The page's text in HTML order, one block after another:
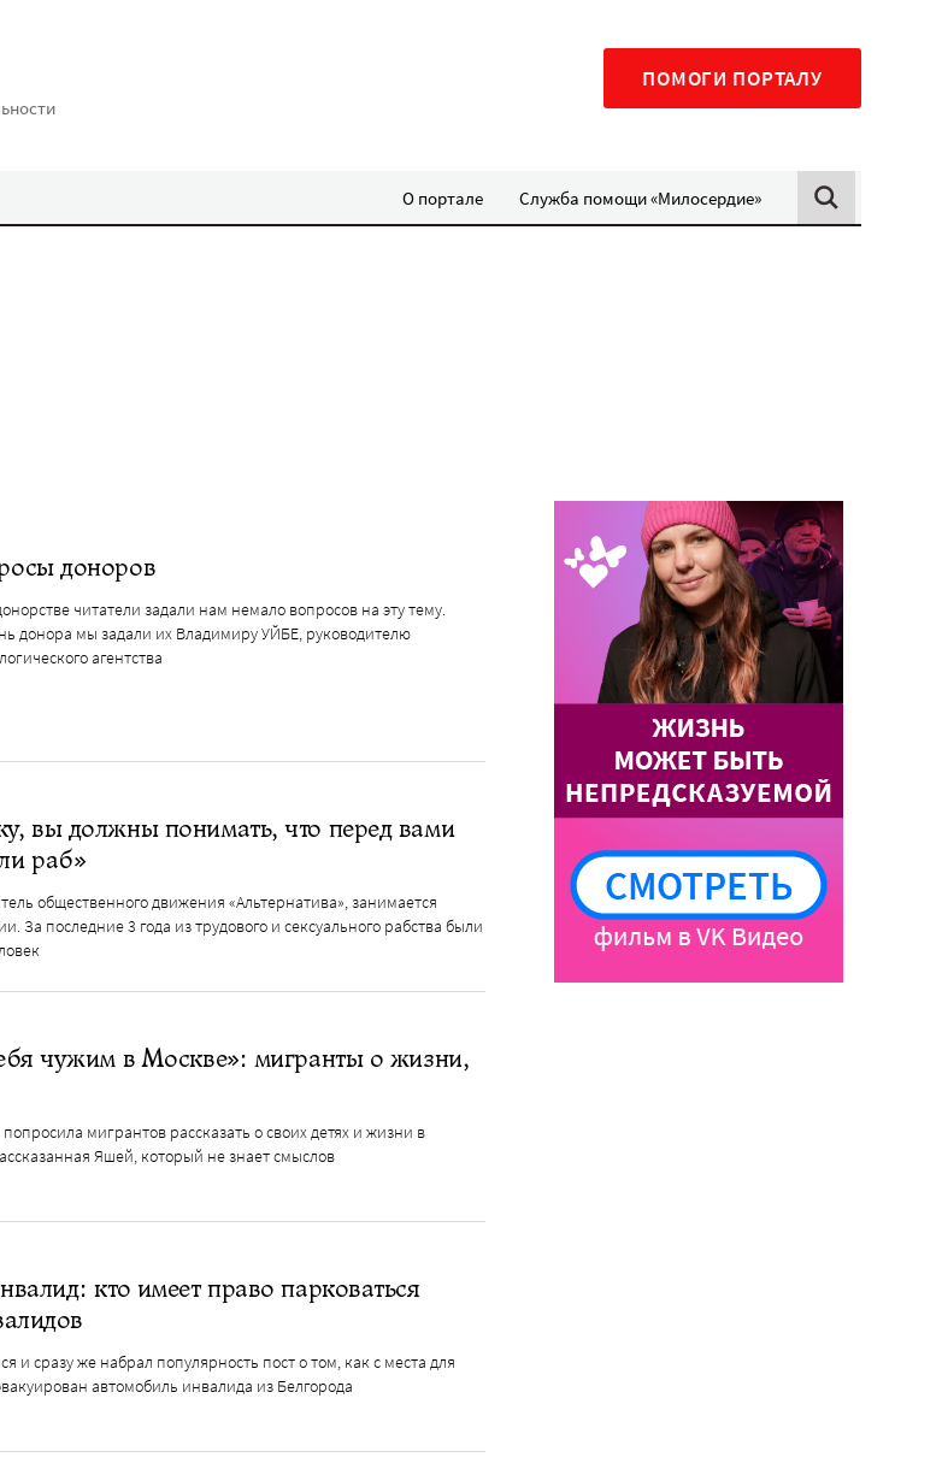
ПОМОГИ ПОРТАЛУ
О портале Служба помощи «Милосердие»
доноров
читатели задали нам немало вопросов на эту тему.
донора мы задали их Владимиру УЙБЕ, руководителю
агентства
вы должны понимать, что перед вами
раб»
общественного движения «Альтернатива», занимается
За последние 3 года из трудового и сексуального рабства были
чужим в Москве»: мигранты о жизни,
мигрантов рассказать о своих детях и жизни в
Яшей, который не знает смыслов
кто имеет право парковаться
и сразу же набрал популярность пост о том, как с места для
автомобиль инвалида из Белгорода